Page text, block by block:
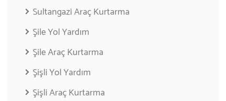
Sultangazi Araç Kurtarma
Şile Yol Yardım
Şile Araç Kurtarma
Şişli Yol Yardım
Şişli Araç Kurtarma